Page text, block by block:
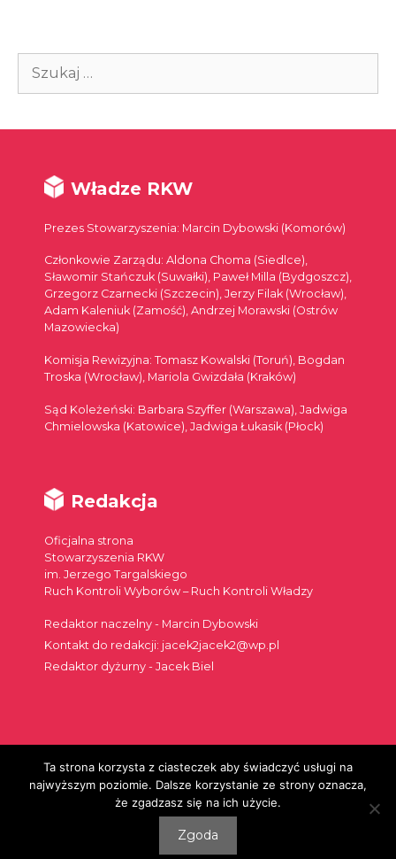
Szukaj:
Władze RKW
Prezes Stowarzyszenia: Marcin Dybowski (Komorów)
Członkowie Zarządu: Aldona Choma (Siedlce),
Sławomir Stańczuk (Suwałki), Paweł Milla (Bydgoszcz),
Grzegorz Czarnecki (Szczecin), Jerzy Filak (Wrocław),
Adam Kaleniuk (Zamość), Andrzej Morawski (Ostrów
Mazowiecka)
Komisja Rewizyjna: Tomasz Kowalski (Toruń), Bogdan
Troska (Wrocław), Mariola Gwizdała (Kraków)
Sąd Koleżeński: Barbara Szyffer (Warszawa), Jadwiga
Chmielowska (Katowice), Jadwiga Łukasik (Płock)
Redakcja
Oficjalna strona
Stowarzyszenia RKW
im. Jerzego Targalskiego
Ruch Kontroli Wyborów – Ruch Kontroli Władzy
Redaktor naczelny - Marcin Dybowski
Kontakt do redakcji: jacek2jacek2@wp.pl
Redaktor dyżurny - Jacek Biel
Szukaj:
© 2026
Ta strona korzysta z ciasteczek aby świadczyć usługi na
najwyższym poziomie. Dalsze korzystanie ze strony oznacza,
że zgadzasz się na ich użycie.
Zgoda